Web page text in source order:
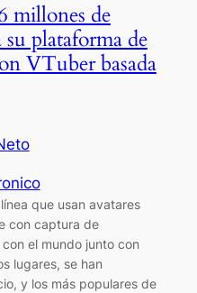
millones de
plataforma de
VTuber basada
que usan avatares
con captura de
el mundo junto con
lugares, se han
y los más populares de